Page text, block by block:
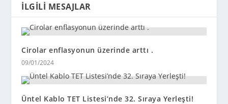
İLGILI MESAJLAR
Cirolar enflasyonun üzerinde arttı .
09/01/2024
Üntel Kablo TET Listesi’nde 32. Sıraya Yerleşti!